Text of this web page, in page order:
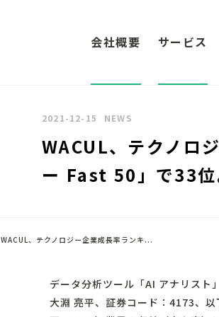
会社概要 サービス
2021-12-15 NEWS
WACUL、テクノロ
ー Fast 50」で33
WACUL、テクノロジー企業成長率ランキ...
データ分析ツール「AI アナリスト
大淵 亮平、証券コード：4173、